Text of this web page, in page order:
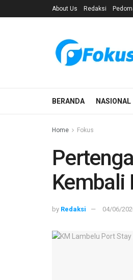
About Us Redaksi
BERANDA NASIONAL
Home Fokus
Kembali
by Redaksi 04/06/